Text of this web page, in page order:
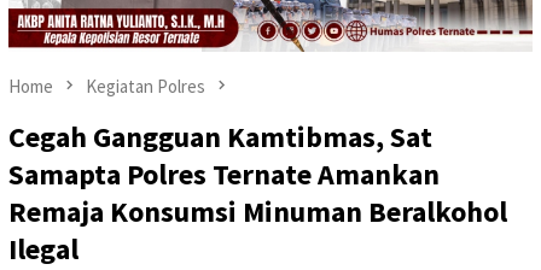
Home Kegiatan Polres
Cegah Gangguan Kamtibmas, Sat
Samapta Polres Ternate Amankan
Remaja Konsumsi Minuman Beralkohol
Ilegal